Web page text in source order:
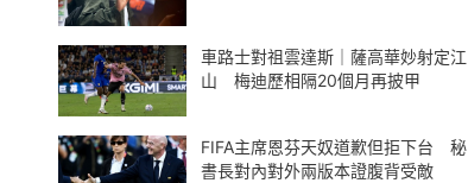
車路士對祖雲達斯｜薩高華妙射定江
山 梅迪歷相隔20個月再披甲
FIFA主席恩芬天奴道歉但拒下台 秘
書長對內對外兩版本證腹背受敵